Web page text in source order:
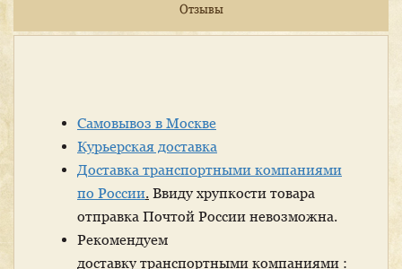
Отзывы
Самовывоз в Москве
Курьерская доставка
Доставка транспортными компаниями
по России. Ввиду хрупкости товара
отправка Почтой России невозможна.
Рекомендуем
доставку транспортными компаниями :